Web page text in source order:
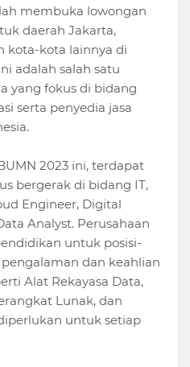
membuka lowongan
daerah Jakarta,
kota-kota lainnya di
adalah salah satu
yang fokus di bidang
serta penyedia jasa
2023 ini, terdapat
bergerak di bidang IT,
Engineer, Digital
Analyst. Perusahaan
untuk posisi-
dan keahlian
Alat Rekayasa Data,
Lunak, dan
untuk setiap